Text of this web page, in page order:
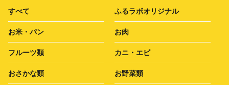
すべて ふるラボオリジナル
お米・パン お肉
フルーツ類 カニ・エビ
おさかな類 お野菜類